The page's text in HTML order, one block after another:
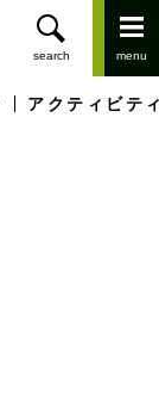
アクティビテ